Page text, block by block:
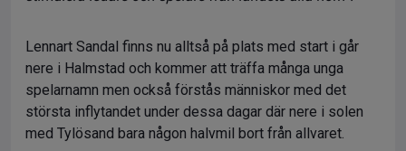
Lennart Sandal finns nu alltså på plats med start i går
nere i Halmstad och kommer att träffa många unga
spelarnamn men också förstås människor med det
största inflytandet under dessa dagar där nere i solen
med Tylösand bara någon halvmil bort från allvaret.